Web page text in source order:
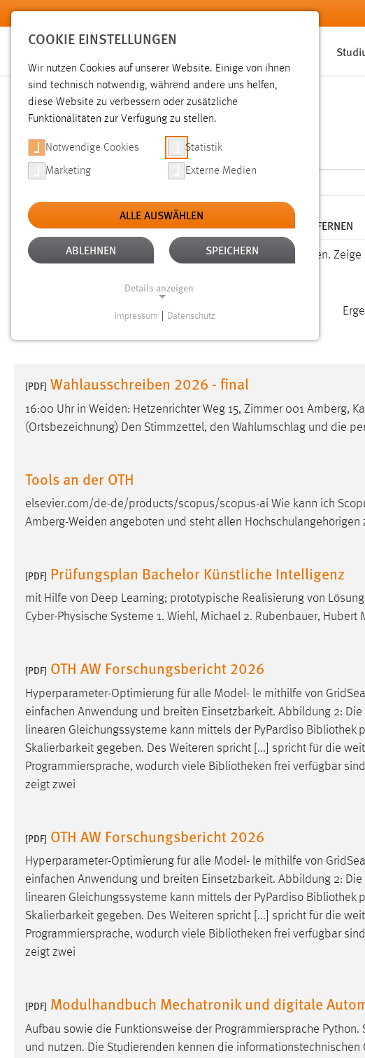
Zum Hauptinhalt springen
SUCHE
Aktive Filter: ALTER: 1 BIS 6 MONATE ALLE FILTER ENTFERNEN
Gesucht nach "bibliothek". Es wurden 28 Ergebnisse gefunden. Zeige
[PDF] Wahlausschreiben 2026 - final
16:00 Uhr in Weiden: Hetzenrichter Weg 15, Zimmer 001 Amberg,
(Ortsbezeichnung) Den Stimmzettel, den Wahlumschlag und die
Tools an der OTH
elsevier.com/de-de/products/scopus/scopus-ai Wie kann ich
Amberg-Weiden angeboten und steht allen Hochschulangehörigen
[PDF] Prüfungsplan Bachelor Künstliche Intelligenz
mit Hilfe von Deep Learning; prototypische Realisierung von
Cyber-Physische Systeme 1. Wiehl, Michael 2. Rubenbauer, Hubert
[PDF] OTH AW Forschungsbericht 2026
Hyperparameter-Optimierung für alle Model- le mithilfe von
einfachen Anwendung und breiten Einsetzbarkeit. Abbildung 2:
linearen Gleichungssysteme kann mittels der PyPardiso Bibliothek
Skalierbarkeit gegeben. Des Weiteren spricht [...] spricht für die
Programmiersprache, wodurch viele Bibliotheken frei verfügbar
zeigt zwei
[PDF] OTH AW Forschungsbericht 2026
Hyperparameter-Optimierung für alle Model- le mithilfe von
einfachen Anwendung und breiten Einsetzbarkeit. Abbildung 2:
linearen Gleichungssysteme kann mittels der PyPardiso Bibliothek
Skalierbarkeit gegeben. Des Weiteren spricht [...] spricht für die
Programmiersprache, wodurch viele Bibliotheken frei verfügbar
zeigt zwei
[PDF] Modulhandbuch Mechatronik und digitale
Aufbau sowie die Funktionsweise der Programmiersprache
und nutzen. Die Studierenden kennen die
COOKIE EINSTELLUNGEN
Wir nutzen Cookies auf unserer Website. Einige von ihnen
sind technisch notwendig, während andere uns helfen,
diese Website zu verbessern oder zusätzliche
Funktionalitäten zur Verfügung zu stellen.
Notwendige Cookies Statistik
Marketing Externe Medien
ALLE AUSWÄHLEN
ABLEHNEN SPEICHERN
Details anzeigen
Website erforderlich.
Einverständnis
Dieser Cookie speichert die
ausgewählten Einverständnis-Optionen
des Benutzers
Cookie Laufzeit: 1 Jahr
Performance
Name: staticfilecache
Zweck:
Für performante Seitenauslieferung wird
Sprachpräferenz
Name: site-language-preference
Zweck:
Das Cookie speichert die gewählte
Sprache der Website.
Cookie Laufzeit:
Chat
Name:
MibewSessionID, MIBEW_UserID,
mibew_locale, mibew-chat-frame-style-
5e9dbeb1811c0446
Zweck:
Wird benötigt um die Chatfunktion
nutzen zu können.
Cookie Laufzeit:
Jahre, MIBEW_UserID = 1 Jahr
Login
Impressum Datenschutz